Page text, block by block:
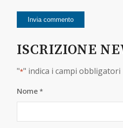
ISCRIZIONE
"*" indica i campi obbligatori
Nome *